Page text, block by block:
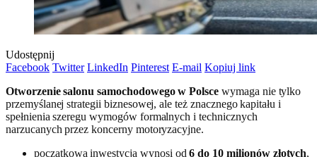
Udostępnij
Facebook Twitter LinkedIn Pinterest E-mail Kopiuj link
Otworzenie salonu samochodowego w Polsce wymaga nie tylko
przemyślanej strategii biznesowej, ale też znacznego kapitału i
spełnienia szeregu wymogów formalnych i technicznych
narzucanych przez koncerny motoryzacyjne.
początkowa inwestycja wynosi od6 do 10 milionów złotych,